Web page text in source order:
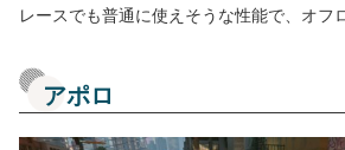
レースでも普通に使えそうな性能で、オフ
アポロ